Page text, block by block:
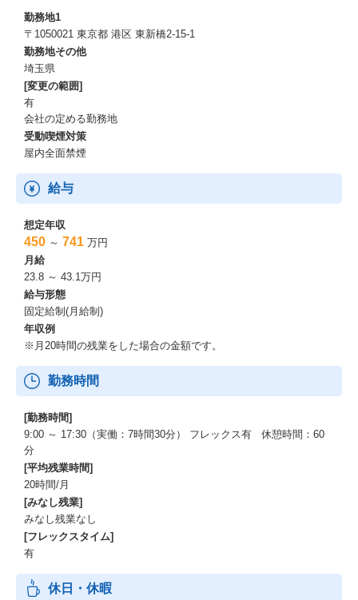
勤務地1
〒1050021 東京都 港区 東新橋2-15-1
勤務地その他
埼玉県
[変更の範囲]
有
会社の定める勤務地
受動喫煙対策
屋内全面禁煙
給与
想定年収
450 ～ 741 万円
月給
23.8 ～ 43.1万円
給与形態
固定給制(月給制)
年収例
※月20時間の残業をした場合の金額です。
勤務時間
[勤務時間]
9:00 ～ 17:30（実働：7時間30分） フレックス有 休憩時間：60
分
[平均残業時間]
20時間/月
[みなし残業]
みなし残業なし
[フレックスタイム]
有
休日・休暇